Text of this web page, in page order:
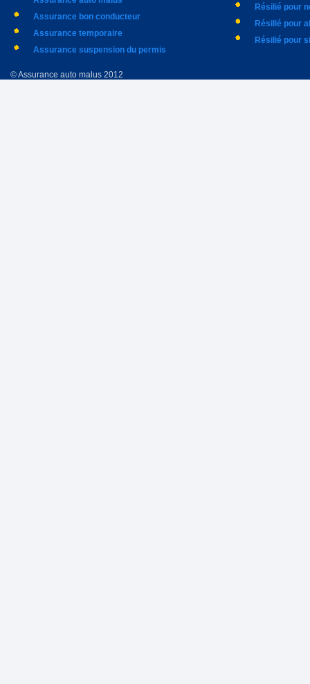
Assurance bon conducteur
Assurance temporaire
Assurance suspension du permis
Résilié pour
Résilié pour
Résilié pour
© Assurance auto malus 2012